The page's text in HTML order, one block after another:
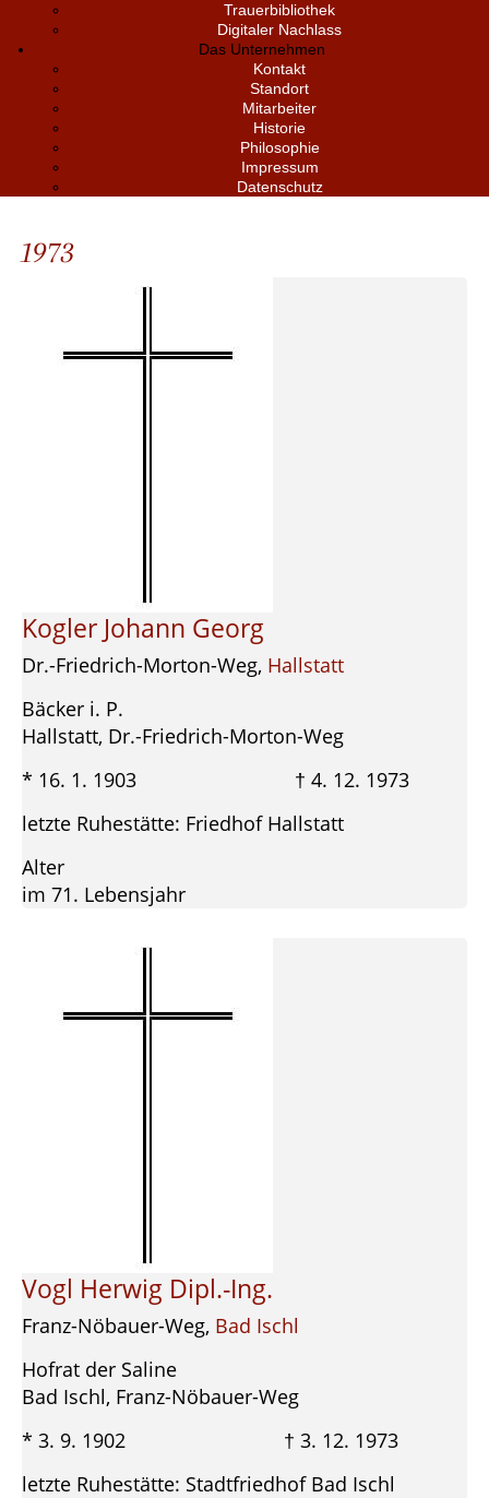
Trauerbibliothek
Digitaler Nachlass
Das Unternehmen
Kontakt
Standort
Mitarbeiter
Historie
Philosophie
Impressum
Datenschutz
1973
Kogler Johann Georg
Dr.-Friedrich-Morton-Weg, Hallstatt
Bäcker i. P.
Hallstatt, Dr.-Friedrich-Morton-Weg
* 16. 1. 1903 † 4. 12. 1973
letzte Ruhestätte: Friedhof Hallstatt
Alter
im 71. Lebensjahr
Vogl Herwig Dipl.-Ing.
Franz-Nöbauer-Weg, Bad Ischl
Hofrat der Saline
Bad Ischl, Franz-Nöbauer-Weg
* 3. 9. 1902 † 3. 12. 1973
letzte Ruhestätte: Stadtfriedhof Bad Ischl